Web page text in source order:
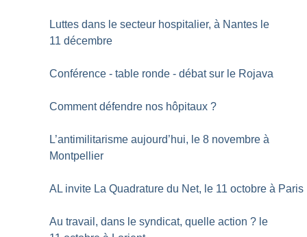
Luttes dans le secteur hospitalier, à Nantes le
11 décembre
Conférence - table ronde - débat sur le Rojava
Comment défendre nos hôpitaux ?
L’antimilitarisme aujourd’hui, le 8 novembre à
Montpellier
AL invite La Quadrature du Net, le 11 octobre à Paris
Au travail, dans le syndicat, quelle action ? le